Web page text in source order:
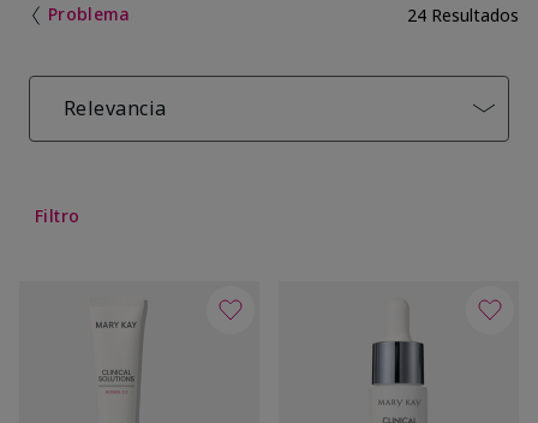
Problema 24 Resultados
Relevancia
Filtro